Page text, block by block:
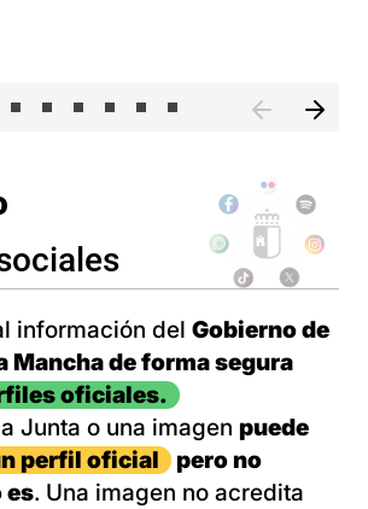
información del Gobierno de
Mancha de forma segura
oficiales.
Junta o una imagen puede
perfil oficial
pero no
es. Una imagen no acredita